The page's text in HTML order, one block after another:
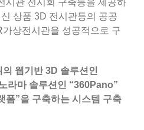
시관 전시회 구축등을 제공하
상품 3D 전시관등의 공공
상전시관을 성공적으로 구
웹기반 3D 솔루션인
라마 솔루션인 “360Pano”
폼”을 구축하는 시스템 구축